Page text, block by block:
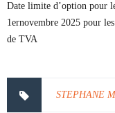
Date limite d’option pour
1ernovembre 2025 pour
de TVA
STEPHANE